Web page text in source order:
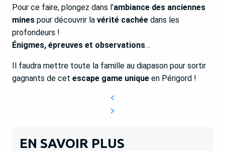
Pour ce faire, plongez dans l’ambiance des anciennes
mines pour découvrir la vérité cachée dans les
profondeurs !
Énigmes, épreuves et observations…
Il faudra mettre toute la famille au diapason pour sortir
gagnants de cet escape game unique en Périgord !
EN SAVOIR PLUS